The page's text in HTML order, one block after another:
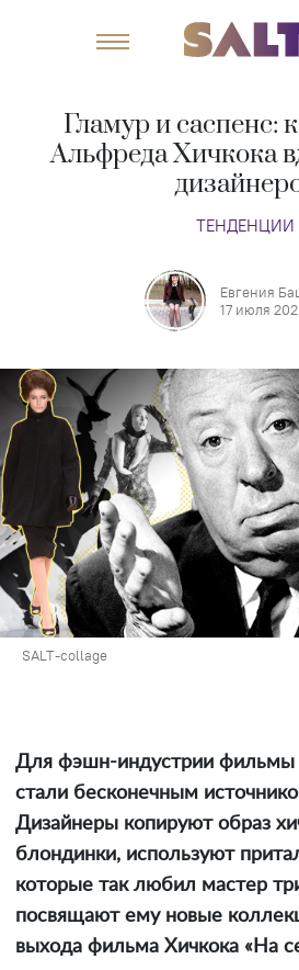
Гламур и саспенс:
Альфреда Хичкока
ТЕНДЕНЦИИ
Евгения
17 июля
SALT-collage
Для фэшн-индустрии фильмы
стали бесконечным
Дизайнеры копируют образ
блондинки, используют
которые так любил мастер
посвящают ему новые
выхода фильма Хичкока «На